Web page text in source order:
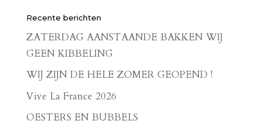
Recente berichten
ZATERDAG AANSTAANDE BAKKEN WIJ
GEEN KIBBELING
WIJ ZIJN DE HELE ZOMER GEOPEND !
Vive La France 2026
OESTERS EN BUBBELS